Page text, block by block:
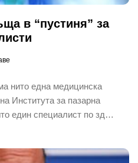
в “пустиня” за
нито една медицинска
Института за пазарна
един специалист по зд…